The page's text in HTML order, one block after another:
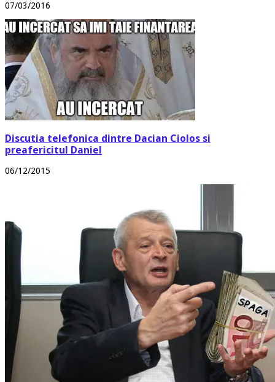
07/03/2016
Discutia telefonica dintre Dacian Ciolos si
preafericitul Daniel
06/12/2015